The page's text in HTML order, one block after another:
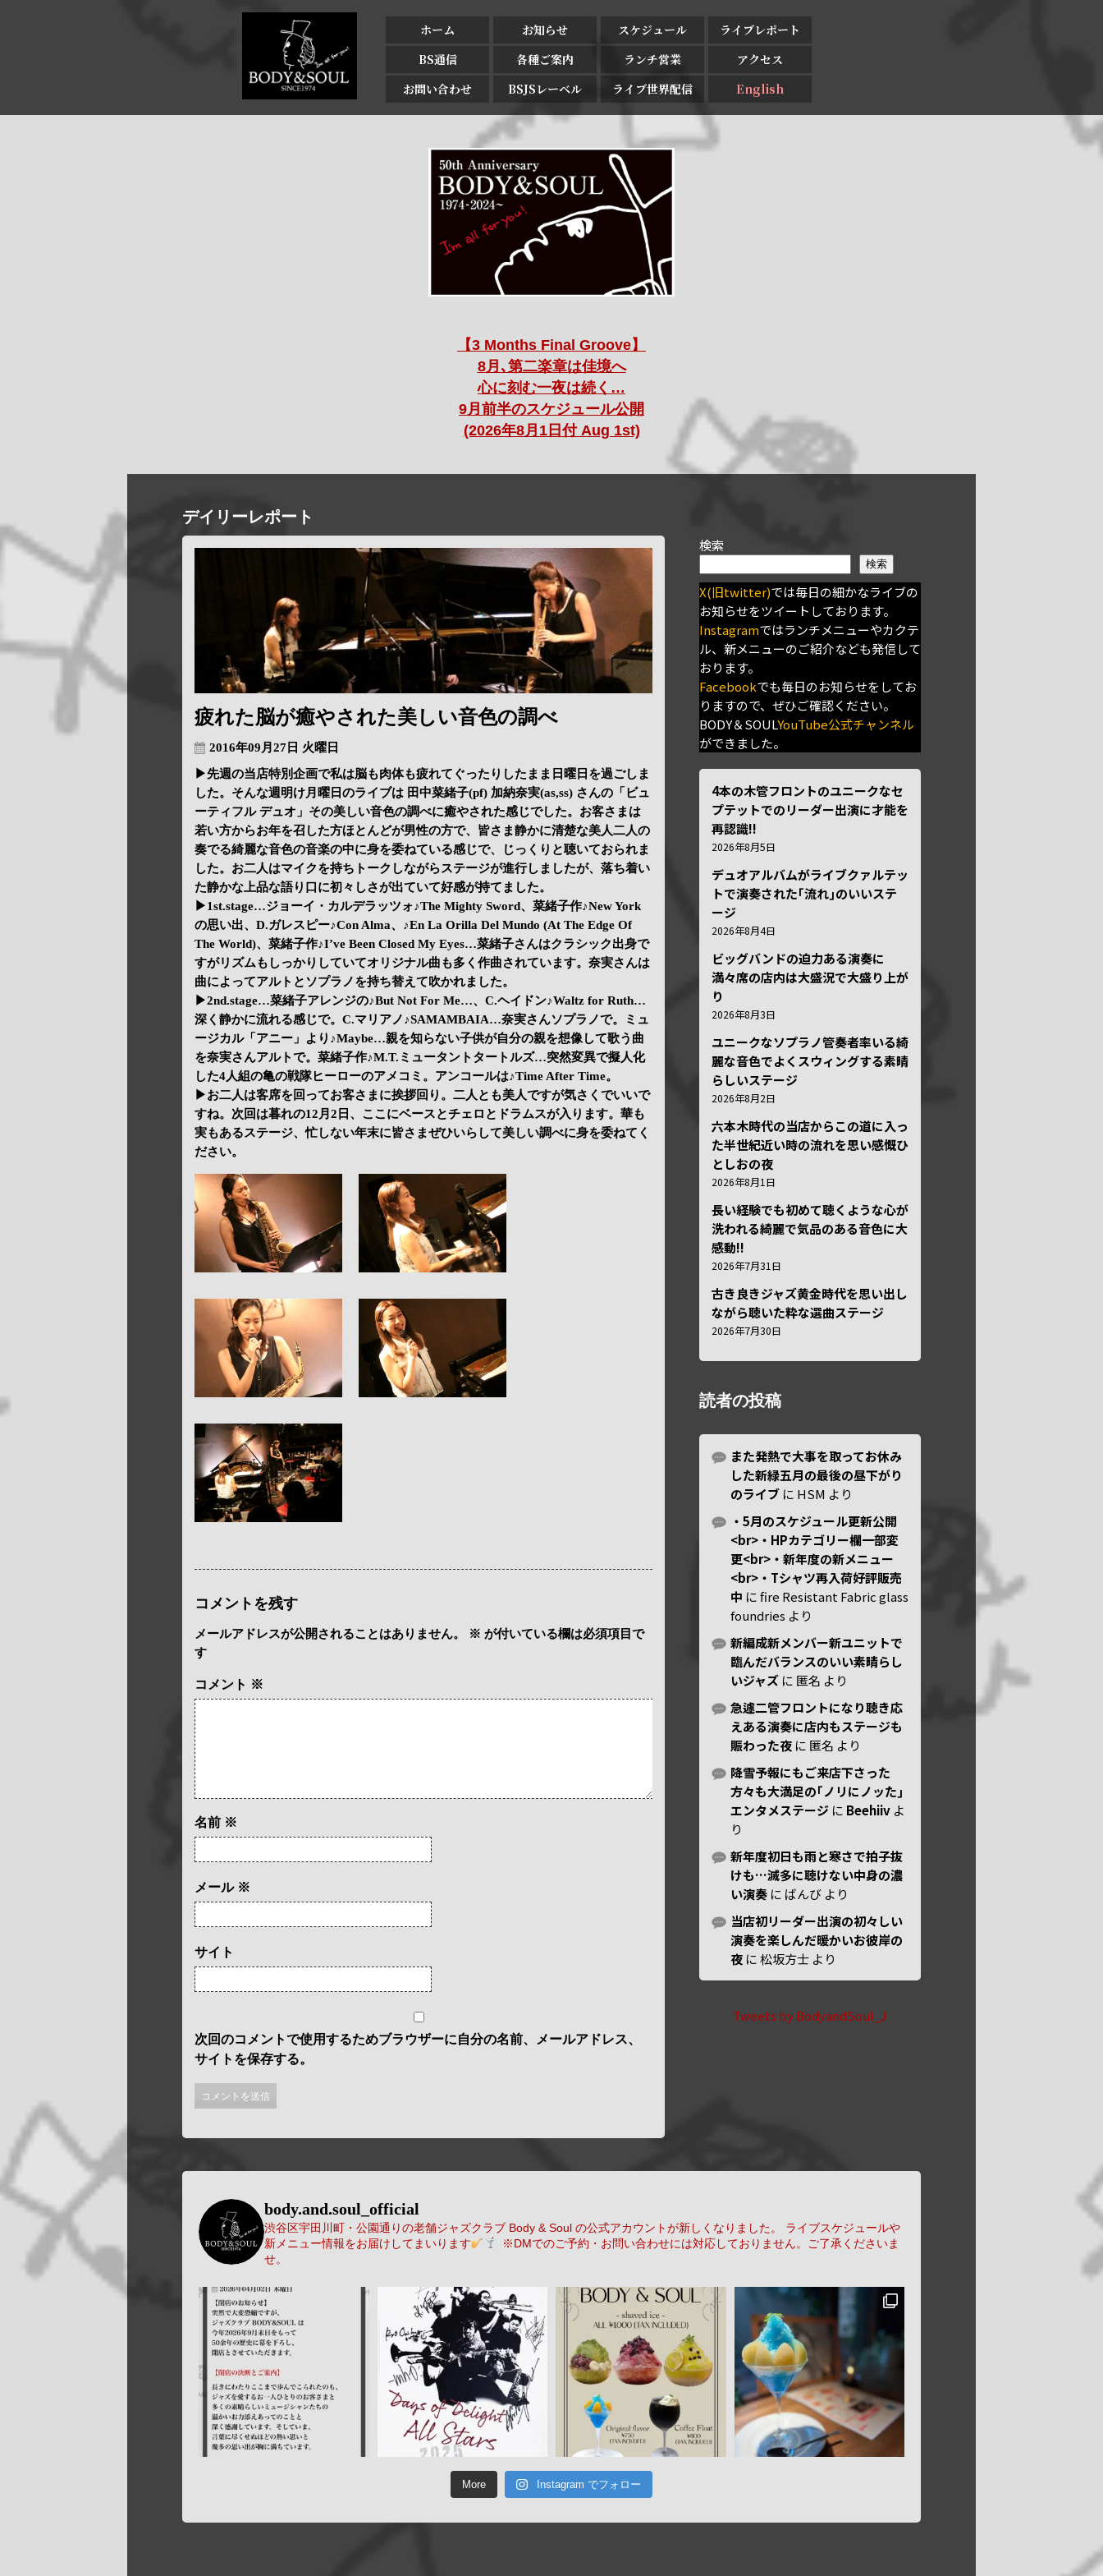
ホーム お知らせ スケジュール
ライブレポート
BS通信
各種ご案内 ランチ営業
アクセス
お問い合わせ
BSJSレーベル ライブ世界配信 English
【3 Months Final Groove】
8月､第二楽章は佳境へ
心に刻む一夜は続く…
9月前半のスケジュール公開
(2026年8月1日付 Aug 1st)
デイリーレポート
疲れた脳が癒やされた美しい音色の調べ
2016年09月27日 火曜日
▶先週の当店特別企画で私は脳も肉体も疲れてぐったりしたまま日曜日を過ごしま
した。そんな週明け月曜日のライブは 田中菜緒子(pf) 加納奈実(as,ss) さんの「ビュ
ーティフル デュオ」その美しい音色の調べに癒やされた感じでした。お客さまは
若い方からお年を召した方ほとんどが男性の方で、皆さま静かに清楚な美人二人の
奏でる綺麗な音色の音楽の中に身を委ねている感じで、じっくりと聴いておられま
した。お二人はマイクを持ちトークしながらステージが進行しましたが、落ち着い
た静かな上品な語り口に初々しさが出ていて好感が持てました。
▶1st.stage…ジョーイ・カルデラッツォ♪The Mighty Sword、菜緒子作♪New York
の思い出、D.ガレスピー♪Con Alma、♪En La Orilla Del Mundo (At The Edge Of
The World)、菜緒子作♪I’ve Been Closed My Eyes…菜緒子さんはクラシック出身で
すがリズムもしっかりしていてオリジナル曲も多く作曲されています。奈実さんは
曲によってアルトとソプラノを持ち替えて吹かれました。
▶2nd.stage…菜緒子アレンジの♪But Not For Me…、C.ヘイドン♪Waltz for Ruth…
深く静かに流れる感じで。C.マリアノ♪SAMAMBAIA…奈実さんソプラノで。ミュ
ージカル「アニー」より♪Maybe…親を知らない子供が自分の親を想像して歌う曲
を奈実さんアルトで。菜緒子作♪M.T.ミュータントタートルズ…突然変異で擬人化
した4人組の亀の戦隊ヒーローのアメコミ。アンコールは♪Time After Time。
▶お二人は客席を回ってお客さまに挨拶回り。二人とも美人ですが気さくでいいで
すね。次回は暮れの12月2日、ここにベースとチェロとドラムスが入ります。華も
実もあるステージ、忙しない年末に皆さまぜひいらして美しい調べに身を委ねてく
ださい。
コメントを残す
メールアドレスが公開されることはありません。 ※ が付いている欄は必須項目で
す
コメント ※
名前 ※
メール ※
サイト
次回のコメントで使用するためブラウザーに自分の名前、メールアドレス、
サイトを保存する。
検索
検索
X(旧twitter)では毎日の細かなライブの
お知らせをツイートしております。
Instagramではランチメニューやカクテ
ル、新メニューのご紹介なども発信して
おります。
Facebookでも毎日のお知らせをしてお
りますので、ぜひご確認ください。
BODY＆SOULYouTube公式チャンネル
ができました。
4本の木管フロントのユニークなセ
プテットでのリーダー出演に才能を
再認識!!
2026年8月5日
デュオアルバムがライブクァルテッ
トで演奏された｢流れ｣のいいステ
ージ
2026年8月4日
ビッグバンドの迫力ある演奏に
満々席の店内は大盛況で大盛り上が
り
2026年8月3日
ユニークなソプラノ管奏者率いる綺
麗な音色でよくスウィングする素晴
らしいステージ
2026年8月2日
六本木時代の当店からこの道に入っ
た半世紀近い時の流れを思い感慨ひ
としおの夜
2026年8月1日
長い経験でも初めて聴くような心が
洗われる綺麗で気品のある音色に大
感動!!
2026年7月31日
古き良きジャズ黄金時代を思い出し
ながら聴いた粋な選曲ステージ
2026年7月30日
読者の投稿
また発熱で大事を取ってお休み
した新緑五月の最後の昼下がり
のライブ に HSM より
・5月のスケジュール更新公開
<br>・HPカテゴリー欄一部変
更<br>・新年度の新メニュー
<br>・Tシャツ再入荷好評販売
中 にfire Resistant Fabric glass
foundries より
新編成新メンバー新ユニットで
臨んだバランスのいい素晴らし
いジャズ に 匿名 より
急遽二管フロントになり聴き応
えある演奏に店内もステージも
賑わった夜 に 匿名 より
降雪予報にもご来店下さった
方々も大満足の｢ノリにノッた｣
エンタメステージ に Beehiiv よ
り
新年度初日も雨と寒さで拍子抜
けも…滅多に聴けない中身の濃
い演奏 に ばんび より
当店初リーダー出演の初々しい
演奏を楽しんだ暖かいお彼岸の
夜 に松坂方士 より
Tweets by BodyandSoul_J
body.and.soul_official
渋谷区宇田川町・公園通りの老舗ジャズクラブ Body & Soul の公式アカウントが新しくなりました。
ライブスケジュールや
新メニュー情報をお届けしてまいります
※DMでのご予約・お問い合わせには対応しておりません。ご了承くださいま
せ。
More Instagram でフォロー